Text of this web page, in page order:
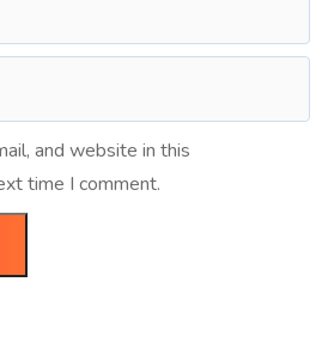
and website in this
time I comment.